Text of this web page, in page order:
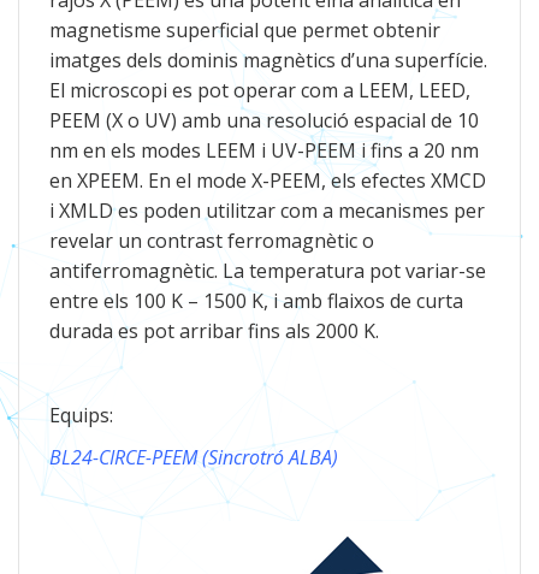
magnetisme superficial que permet obtenir
imatges dels dominis magnètics d’una superfície.
El microscopi es pot operar com a LEEM, LEED,
PEEM (X o UV) amb una resolució espacial de 10
nm en els modes LEEM i UV-PEEM i fins a 20 nm
en XPEEM. En el mode X-PEEM, els efectes XMCD
i XMLD es poden utilitzar com a mecanismes per
revelar un contrast ferromagnètic o
antiferromagnètic. La temperatura pot variar-se
entre els 100 K – 1500 K, i amb flaixos de curta
durada es pot arribar fins als 2000 K.
Equips:
BL24-CIRCE-PEEM (Sincrotró ALBA)